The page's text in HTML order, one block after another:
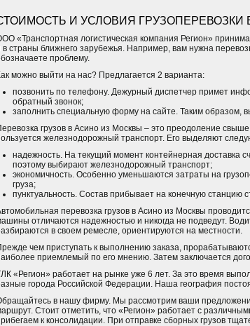
И УСЛОВИЯ
«Транспортная логистическая компания Регион»
в страны ближнего зарубежья. Например, вам нужна
проблему.
можно выйти на нас? Предлагается 2 варианта:
позвонить по телефону. Дежурный диспетчер примет
обратный звонок;
заполнить специальную форму на сайте. Таким образом,
грузов в Асино из Москвы – это преодоление
железнодорожный транспорт. Его выделяют
надежность. На текущий момент контейнерная доставка
поэтому выбирают железнодорожный транспорт;
экономичность. Особенно уменьшаются затраты на
груза;
пунктуальность. Состав прибывает на конечную станцию
перевозка грузов в Асино из Москвы
отличаются надежностью и никогда не подведут.
в своем ремесле, ориентируются на местности.
чем приступать к выполнению заказа,
приемлемый по его мнению. Затем заключается
«Регион» работает на рынке уже 6 лет. За это время
города Российской Федерации. Наша география
в нашу фирму. Мы рассмотрим ваши
Стоит отметить, что «Регион» работает с
к консолидации. При отправке сборных грузов